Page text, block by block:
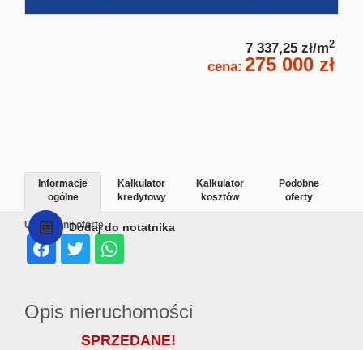
7 337,25 zł/m2
cena: 275 000 zł
Dodaj do notatnika
Udostępnij ofertę
Informacje
ogólne
Kalkulator
kredytowy
Kalkulator
kosztów
Podobne
oferty
Opis nieruchomości
SPRZEDANE!